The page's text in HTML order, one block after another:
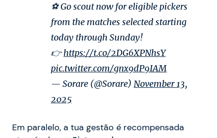
⚽️ Go scout now for eligible pickers
from the matches selected starting
today through Sunday!
👉https://t.co/2DG6XPNhsY
pic.twitter.com/gnx9dP9IAM
— Sorare (@Sorare) November 13,
2025
Em paralelo, a tua gestão é recompensada